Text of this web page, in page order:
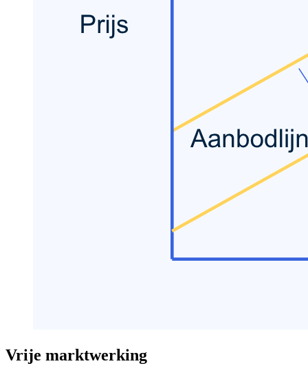
Vrije marktwerking